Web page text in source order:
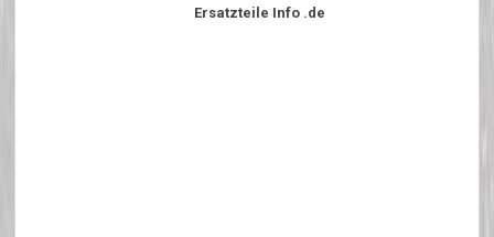
Ersatzteile Info .de